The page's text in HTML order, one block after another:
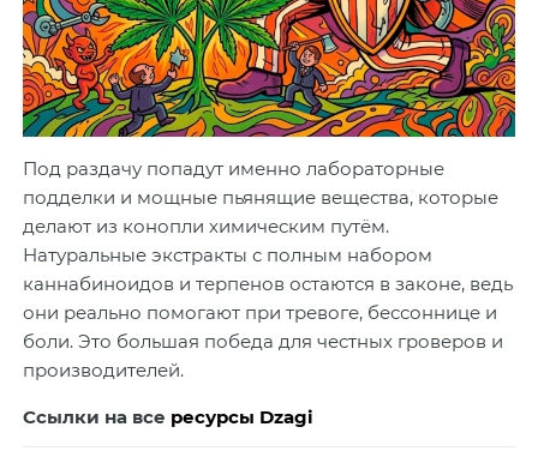
Под раздачу попадут именно лабораторные
подделки и мощные пьянящие вещества, которые
делают из конопли химическим путём.
Натуральные экстракты с полным набором
каннабиноидов и терпенов остаются в законе, ведь
они реально помогают при тревоге, бессоннице и
боли. Это большая победа для честных гроверов и
производителей.
Ссылки на все ресурсы Dzagi